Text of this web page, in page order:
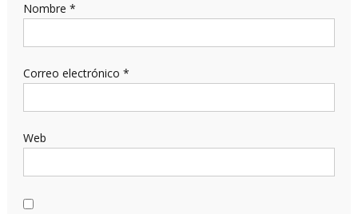
Nombre *
Correo electrónico *
Web